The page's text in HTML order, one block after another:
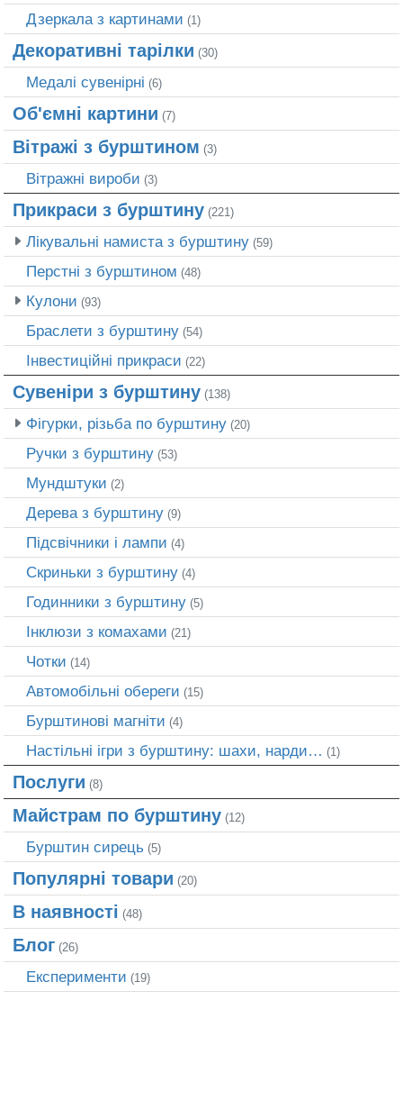
Дзеркала з картинами (1)
Декоративні тарілки (30)
Медалі сувенірні (6)
Об'ємні картини (7)
Вітражі з бурштином (3)
Вітражні вироби (3)
Прикраси з бурштину (221)
Лікувальні намиста з бурштину (59)
Перстні з бурштином (48)
Кулони (93)
Браслети з бурштину (54)
Інвестиційні прикраси (22)
Сувеніри з бурштину (138)
Фігурки, різьба по бурштину (20)
Ручки з бурштину (53)
Мундштуки (2)
Дерева з бурштину (9)
Підсвічники і лампи (4)
Скриньки з бурштину (4)
Годинники з бурштину (5)
Інклюзи з комахами (21)
Чотки (14)
Автомобільні обереги (15)
Бурштинові магніти (4)
Настільні ігри з бурштину: шахи, нарди… (1)
Послуги (8)
Майстрам по бурштину (12)
Бурштин сирець (5)
Популярні товари (20)
В наявності (48)
Блог (26)
Експерименти (19)